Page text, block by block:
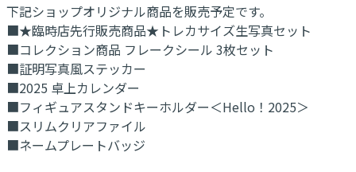
下記ショップオリジナル商品を販売予定です。
■★臨時店先行販売商品★トレカサイズ生写真セット
■コレクション商品 フレークシール 3枚セット
■証明写真風ステッカー
■2025 卓上カレンダー
■フィギュアスタンドキーホルダー＜Hello！2025＞
■スリムクリアファイル
■ネームプレートバッジ